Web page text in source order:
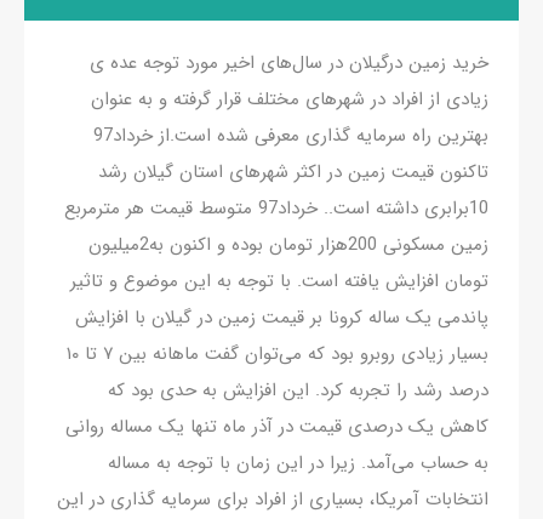
خرید زمین درگیلان در سال‌های اخیر مورد توجه عده ی
زیادی از افراد در شهرهای مختلف قرار گرفته و به عنوان
بهترین راه سرمایه گذاری معرفی شده است.از خرداد97
تاکنون قیمت زمین در اکثر شهرهای استان گیلان رشد
10برابری داشته است.. خرداد97 متوسط قیمت هر مترمربع
زمین مسکونی 200هزار تومان بوده و اکنون به2میلیون
تومان افزایش یافته است. با توجه به این موضوع و تاثیر
پاندمی یک ساله کرونا بر قیمت زمین در گیلان با افزایش
بسیار زیادی روبرو بود که می‌توان گفت ماهانه بین ۷ تا ۱۰
درصد رشد را تجربه کرد. این افزایش به حدی بود که
کاهش یک درصدی قیمت در آذر ماه تنها یک مساله روانی
به حساب می‌آمد. زیرا در این زمان با توجه به مساله
انتخابات آمریکا، بسیاری از افراد برای سرمایه گذاری در این